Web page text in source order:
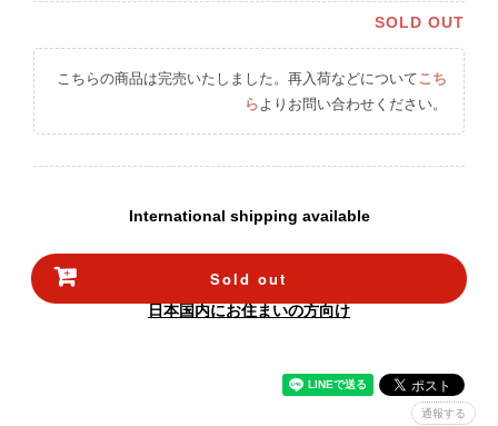
SOLD OUT
こちらの商品は完売いたしました。再入荷などについてこち
ら よりお問い合わせください。
International shipping available
Sold out
日本国内にお住まいの方向け
通報する